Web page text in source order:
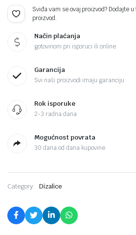
Sviđa vam se ovaj proizvod? Dodajte
proizvod.
Način plaćanja
gotovinom pri isporuci ili online
Garancija
Svi naši proizvodi imaju garanciju
Rok isporuke
2-3 radna dana
Mogućnost povrata
30 dana od dana kupovine
Category: Dizalice